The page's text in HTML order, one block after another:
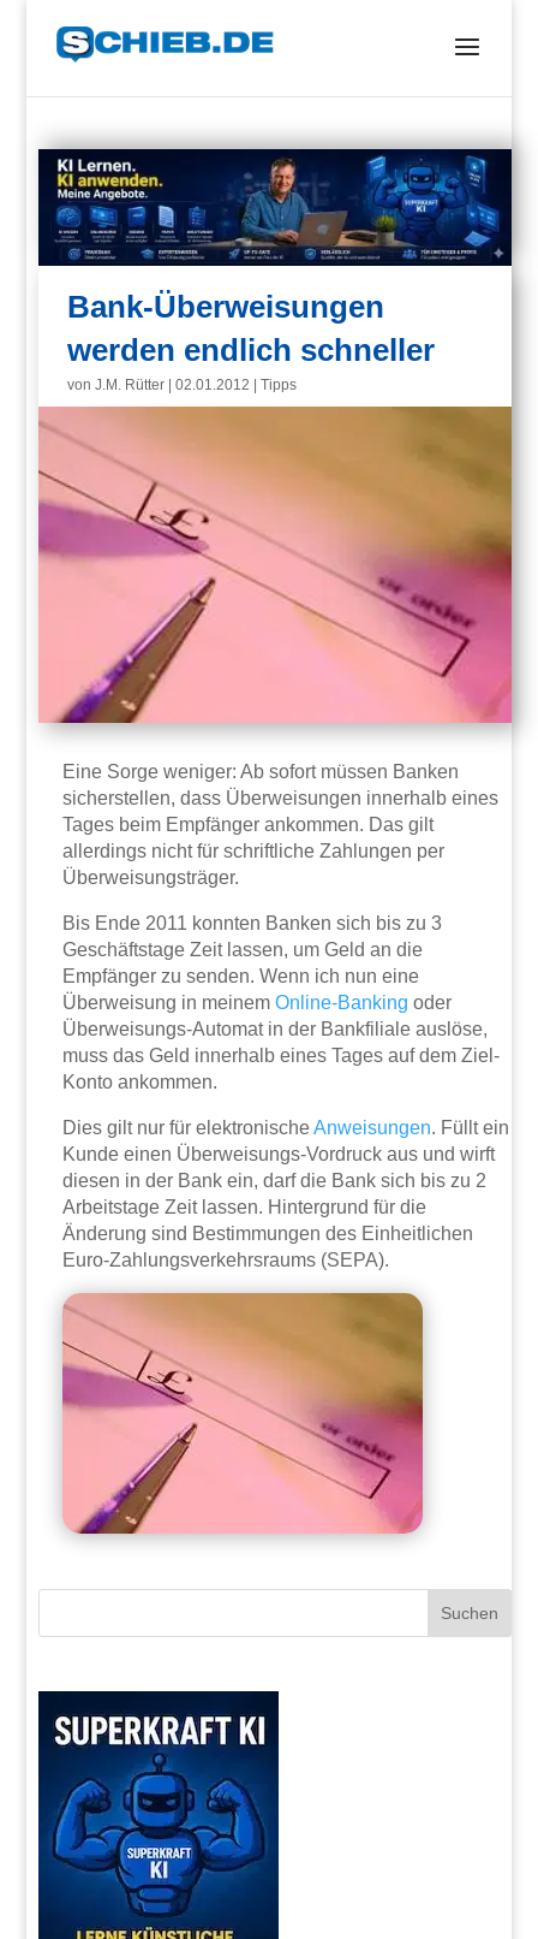
Bank-Überweisungen
werden endlich schneller
vonJ.M. Rütter |02.01.2012 |Tipps
Eine Sorge weniger: Ab sofort müssen Banken
sicherstellen, dass Überweisungen innerhalb eines
Tages beim Empfänger ankommen. Das gilt
allerdings nicht für schriftliche Zahlungen per
Überweisungsträger.
Bis Ende 2011 konnten Banken sich bis zu 3
Geschäftstage Zeit lassen, um Geld an die
Empfänger zu senden. Wenn ich nun eine
Überweisung in meinemOnline-Banking oder
Überweisungs-Automat in der Bankfiliale auslöse,
muss das Geld innerhalb eines Tages auf dem Ziel-
Konto ankommen.
Dies gilt nur für elektronischeAnweisungen. Füllt ein
Kunde einen Überweisungs-Vordruck aus und wirft
diesen in der Bank ein, darf die Bank sich bis zu 2
Arbeitstage Zeit lassen. Hintergrund für die
Änderung sind Bestimmungen des Einheitlichen
Euro-Zahlungsverkehrsraums (SEPA).